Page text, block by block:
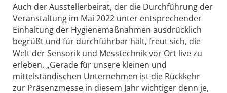
Auch der Ausstellerbeirat, der die Durchführung der
Veranstaltung im Mai 2022 unter entsprechender
Einhaltung der Hygienemaßnahmen ausdrücklich
begrüßt und für durchführbar hält, freut sich, die
Welt der Sensorik und Messtechnik vor Ort live zu
erleben. „Gerade für unsere kleinen und
mittelständischen Unternehmen ist die Rückkehr
zur Präsenzmesse in diesem Jahr wichtiger denn je,